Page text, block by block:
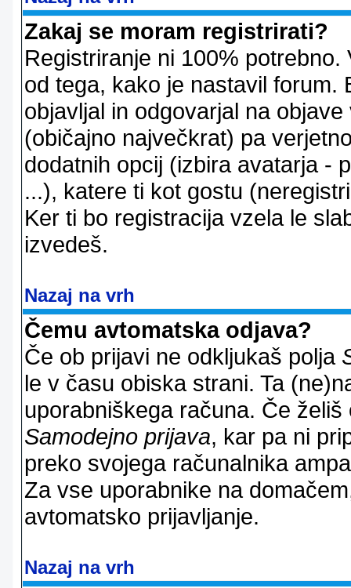
Zakaj se moram registrirati?
Registriranje ni 100%
od tega, kako je nastavil forum.
objavljal in odgovarjal na
(običajno največkrat) pa
dodatnih opcij (izbira avatarja -
...), katere ti kot gostu
Ker ti bo registracija vzela le
izvedeš.
Nazaj na vrh
Čemu avtomatska odjava?
Če ob prijavi ne odkljukaš polja
le v času obiska strani. Ta
uporabniškega računa. Če
Samodejno prijava, kar pa ni
preko svojega računalnika
Za vse uporabnike na
avtomatsko prijavljanje.
Nazaj na vrh